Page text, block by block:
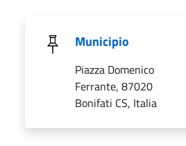
Municipio
Piazza Domenico
Ferrante, 87020
Bonifati CS, Italia